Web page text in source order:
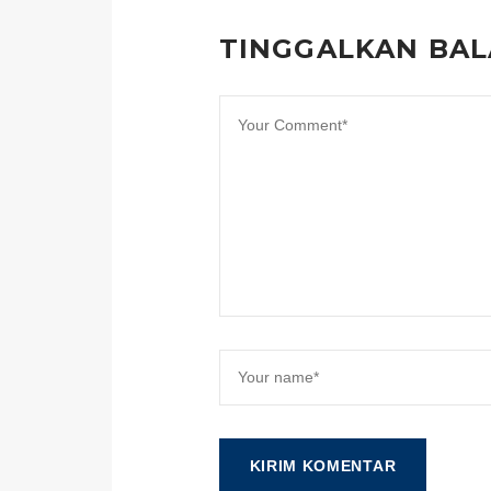
TINGGALKAN